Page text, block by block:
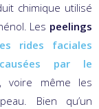
chimique utilisé
Les peelings
rides faciales
par le
voire même les
Bien qu’un